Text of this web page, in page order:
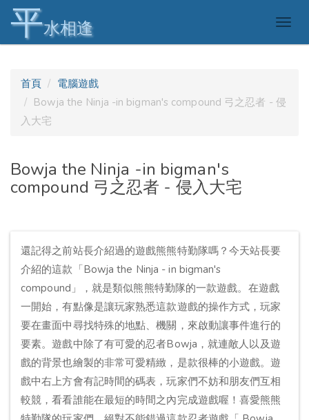
平水相逢
首頁
電腦遊戲
Bowja the Ninja -in bigman's compound 弓之忍者 - 侵
入大宅
Bowja the Ninja -in bigman's
compound 弓之忍者 - 侵入大宅
還記得之前站長介紹過的遊戲熊熊特勤隊嗎？今天站長要
介紹的這款「Bowja the Ninja - in bigman's
compound」，就是類似熊熊特勤隊的一款遊戲。在遊戲
一開始，有點像是讓玩家熟悉這款遊戲的操作方式，玩家
要在畫面中尋找特殊的地點、機關，來啟動讓事件進行的
要素。遊戲中除了有可愛的忍者Bowja，就連敵人以及遊
戲的背景也繪製的非常可愛精緻，是款很棒的小遊戲。遊
戲中右上方會有記時間的碼表，玩家們不妨和朋友們互相
較競，看看誰能在最短的時間之內完成遊戲喔！喜愛熊熊